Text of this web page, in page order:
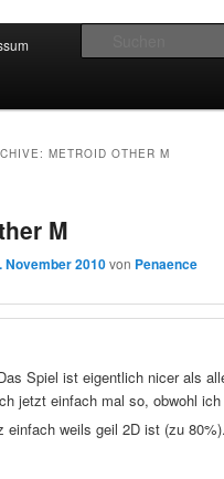
Inhalt wechseln
METROID OTHER M
M
November 2010von Penaence
Spiel ist eigentlich nicer als
jetzt einfach mal so, obwohl ich
einfach weils geil 2D ist (zu